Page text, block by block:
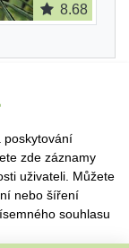
8.68
poskytování
zde záznamy
uživateli. Můžete
nebo šíření
souhlasu